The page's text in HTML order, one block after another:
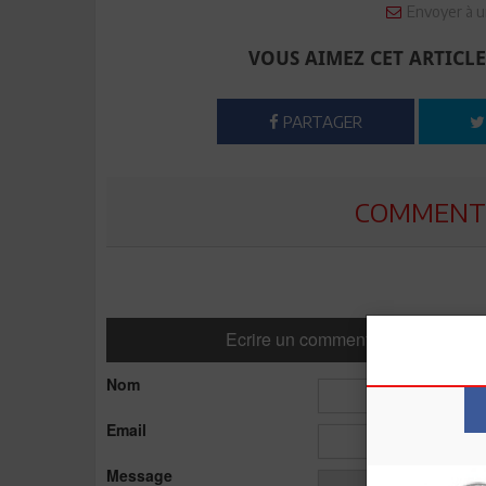
Envoyer à
VOUS AIMEZ CET
PARTAGER
Ecrire un commentaire
Nom
Email
Message